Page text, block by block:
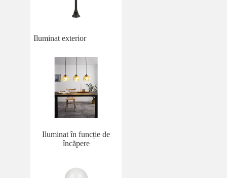
Iluminat exterior
Iluminat în funcție de
încăpere